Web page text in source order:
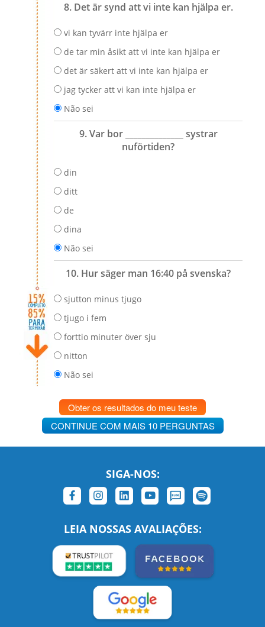
8. Det är synd att vi inte kan hjälpa er.
vi kan tyvärr inte hjälpa er
de tar min åsikt att vi inte kan hjälpa er
det är säkert att vi inte kan hjälpa er
jag tycker att vi kan inte hjälpa er
Não sei
9. Var bor ______________ systrar
nuförtiden?
din
ditt
de
dina
Não sei
10. Hur säger man 16:40 på svenska?
sjutton minus tjugo
tjugo i fem
forttio minuter över sju
nitton
Não sei
Obter os resultados do meu teste
CONTINUE COM MAIS 10 PERGUNTAS
SIGA-NOS:
LEIA NOSSAS AVALIAÇÕES: